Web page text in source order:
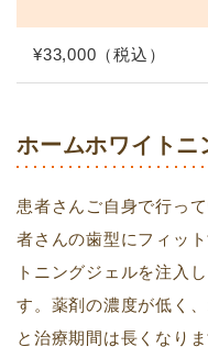
¥33,000（税込）
ホームホワイトニ
患者さんご自身で行っ
者さんの歯型にフィッ
トニングジェルを注入
す。薬剤の濃度が低く
と治療期間は長くなり